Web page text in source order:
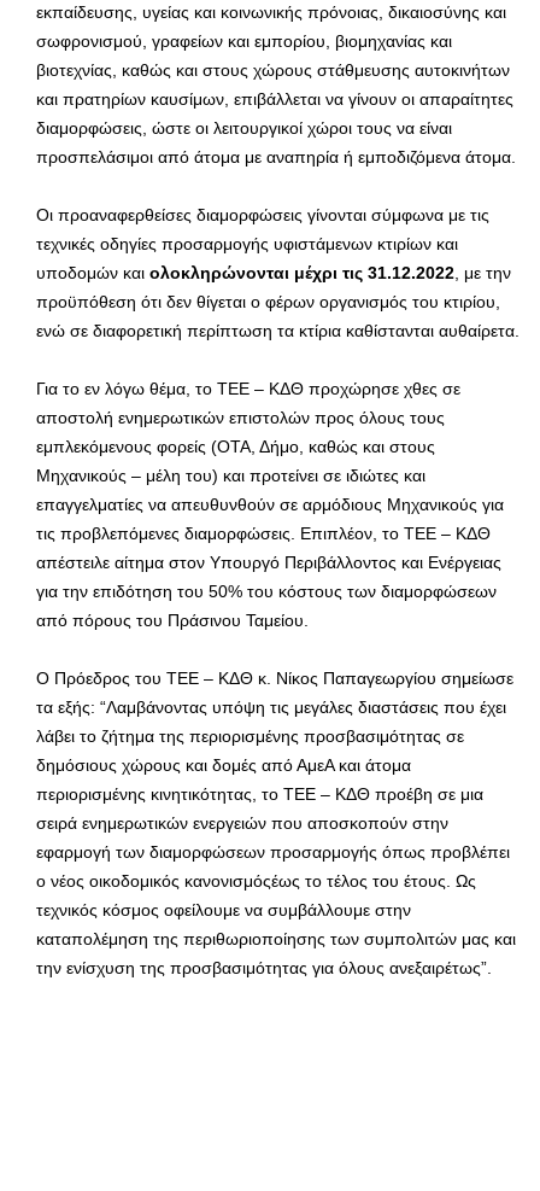
εκπαίδευσης, υγείας και κοινωνικής πρόνοιας, δικαιοσύνης και
σωφρονισμού, γραφείων και εμπορίου, βιομηχανίας και
βιοτεχνίας, καθώς και στους χώρους στάθμευσης αυτοκινήτων
και πρατηρίων καυσίμων, επιβάλλεται να γίνουν οι απαραίτητες
διαμορφώσεις, ώστε οι λειτουργικοί χώροι τους να είναι
προσπελάσιμοι από άτομα με αναπηρία ή εμποδιζόμενα άτομα.
Οι προαναφερθείσες διαμορφώσεις γίνονται σύμφωνα με τις
τεχνικές οδηγίες προσαρμογής υφιστάμενων κτιρίων και
υποδομών και ολοκληρώνονται μέχρι τις 31.12.2022 , με την
προϋπόθεση ότι δεν θίγεται ο φέρων οργανισμός του κτιρίου,
ενώ σε διαφορετική περίπτωση τα κτίρια καθίστανται αυθαίρετα.
Για το εν λόγω θέμα, το ΤΕΕ – ΚΔΘ προχώρησε χθες σε
αποστολή ενημερωτικών επιστολών προς όλους τους
εμπλεκόμενους φορείς (ΟΤΑ, Δήμο, καθώς και στους
Μηχανικούς – μέλη του) και προτείνει σε ιδιώτες και
επαγγελματίες να απευθυνθούν σε αρμόδιους Μηχανικούς για
τις προβλεπόμενες διαμορφώσεις. Επιπλέον, το ΤΕΕ – ΚΔΘ
απέστειλε αίτημα στον Υπουργό Περιβάλλοντος και Ενέργειας
για την επιδότηση του 50% του κόστους των διαμορφώσεων
από πόρους του Πράσινου Ταμείου.
Ο Πρόεδρος του ΤΕΕ – ΚΔΘ κ. Νίκος Παπαγεωργίου σημείωσε
τα εξής: “Λαμβάνοντας υπόψη τις μεγάλες διαστάσεις που έχει
λάβει το ζήτημα της περιορισμένης προσβασιμότητας σε
δημόσιους χώρους και δομές από ΑμεΑ και άτομα
περιορισμένης κινητικότητας, το ΤΕΕ – ΚΔΘ προέβη σε μια
σειρά ενημερωτικών ενεργειών που αποσκοπούν στην
εφαρμογή των διαμορφώσεων προσαρμογής όπως προβλέπει
ο νέος οικοδομικός κανονισμόςέως το τέλος του έτους. Ως
τεχνικός κόσμος οφείλουμε να συμβάλλουμε στην
καταπολέμηση της περιθωριοποίησης των συμπολιτών μας και
την ενίσχυση της προσβασιμότητας για όλους ανεξαιρέτως”.